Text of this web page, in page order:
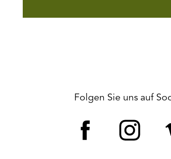
Folgen Sie uns auf